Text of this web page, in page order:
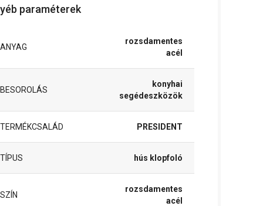
paraméterek
ANYAG
rozsdamentes
acél
BESOROLÁS
konyhai
segédeszközök
TERMÉKCSALÁD PRESIDENT
TÍPUS hús klopfoló
SZÍN
rozsdamentes
acél